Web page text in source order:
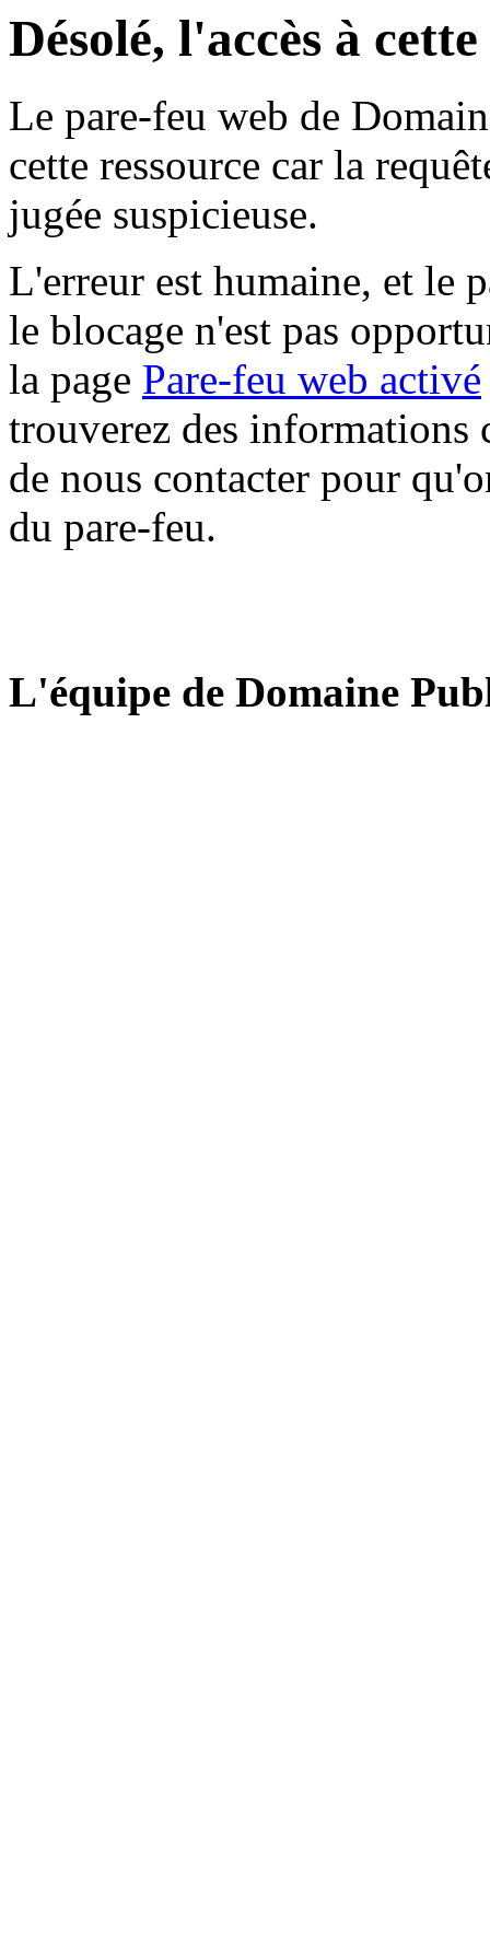
Désolé, l'accès à
Le pare-feu web de
cette ressource car la
jugée suspicieuse.
L'erreur est humaine, et le
le blocage n'est pas
la page Pare-feu web activé
trouverez des informations
de nous contacter pour
du pare-feu.
L'équipe de Domaine